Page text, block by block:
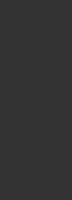
STRAW